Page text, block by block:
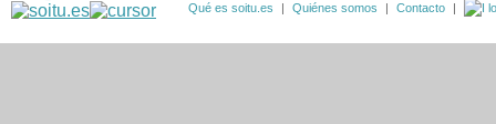
Qué es soitu.es
| Quiénes somos | Contacto |